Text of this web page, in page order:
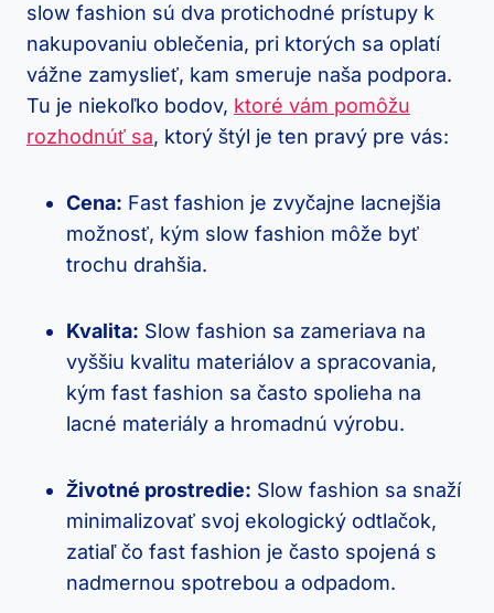
slow fashion sú dva protichodné prístupy k
nakupovaniu oblečenia, pri ktorých sa oplatí
vážne zamyslieť, kam smeruje naša podpora.
Tu je niekoľko bodov, ktoré vám pomôžu
rozhodnúť sa, ktorý štýl je ten pravý pre vás:
Cena: Fast fashion je zvyčajne lacnejšia
možnosť, kým slow fashion môže byť
trochu drahšia.
Kvalita: Slow fashion sa zameriava na
vyššiu kvalitu materiálov a spracovania,
kým fast fashion sa často spolieha na
lacné materiály a hromadnú výrobu.
Životné prostredie: Slow fashion sa snaží
minimalizovať svoj ekologický odtlačok,
zatiaľ čo fast fashion je často spojená s
nadmernou spotrebou a odpadom.